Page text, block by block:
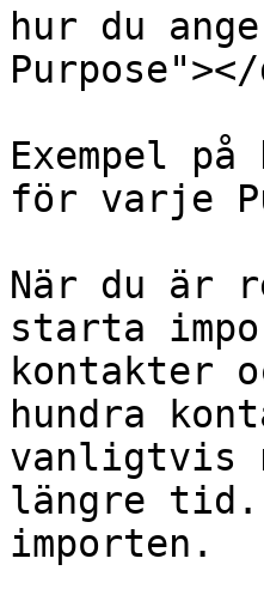
hur du
Exempel
för varje
När du är
starta
kontakter
hundra
vanligtvis
längre tid.
importen.